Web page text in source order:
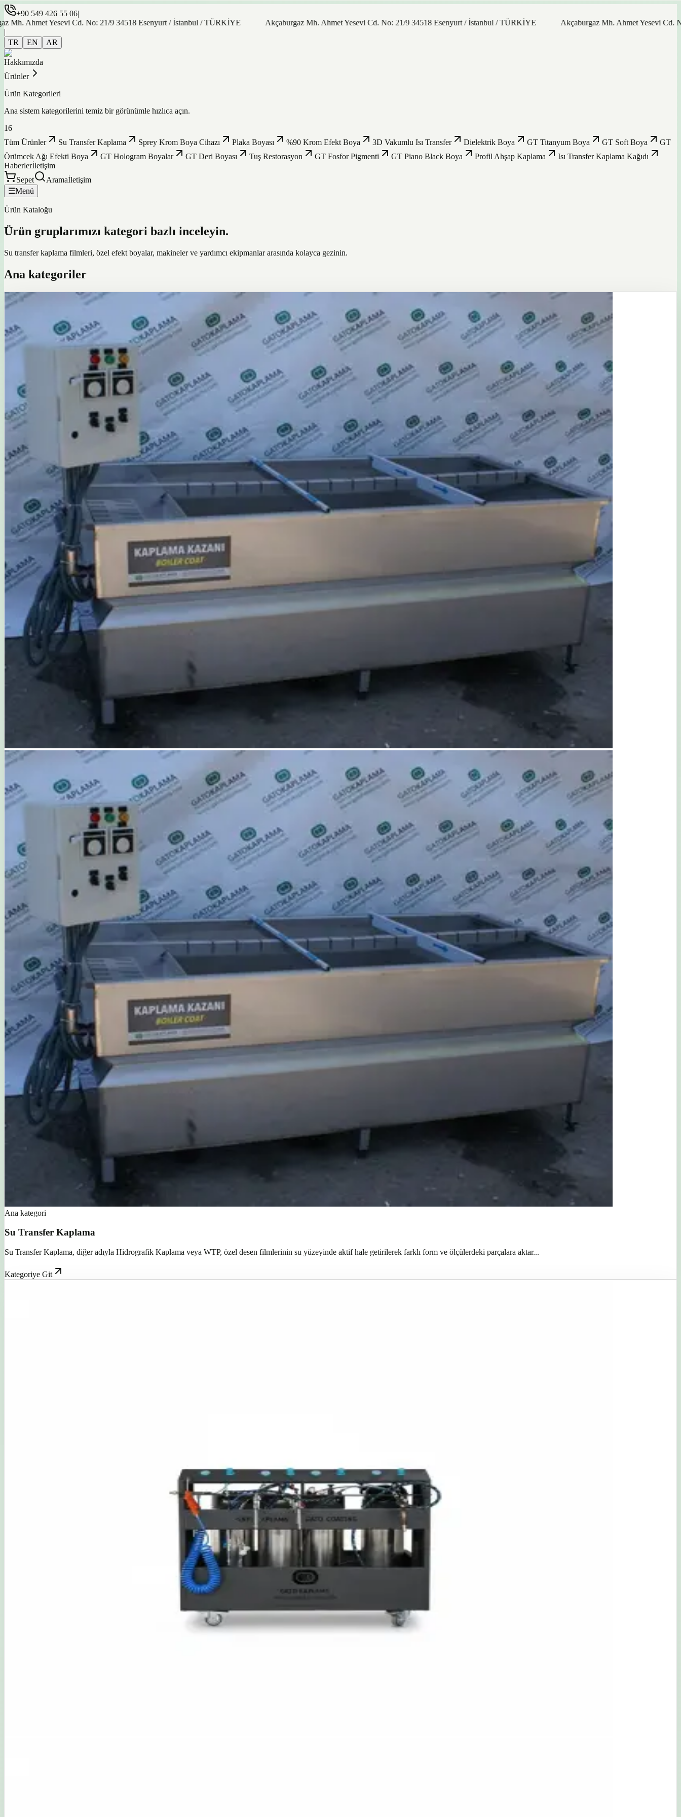
+90 549 426 55 06|
Ahmet Yesevi Cd. No: 21/9 34518 Esenyurt / İstanbul / TÜRKİYE
Akçaburgaz Mh. Ahmet Yesevi Cd. No: 21/9 34518 Esenyurt / İstanbul / TÜRKİYE
Akçaburgaz Mh. Ahmet Yesevi Cd. No:
|
TR
EN AR
Hakkımızda
Ürünler
Ürün Kategorileri
Ana sistem kategorilerini temiz bir görünümle hızlıca açın.
16
Tüm Ürünler
Su Transfer Kaplama Sprey Krom Boya Cihazı Plaka Boyası %90 Krom Efekt Boya 3D Vakumlu Isı Transfer Dielektrik Boya GT Titanyum Boya GT Soft Boya
GT
Örümcek Ağı Efekti Boya
GT Hologram Boyalar GT Deri Boyası Tuş Restorasyon GT Fosfor Pigmenti GT Piano Black Boya Profil Ahşap Kaplama
Isı Transfer Kaplama Kağıdı
Haberlerİletişim
Sepet
Aramaİletişim
☰Menü
Ürün Kataloğu
Ürün gruplarımızı kategori bazlı inceleyin.
Su transfer kaplama filmleri, özel efekt boyalar, makineler ve yardımcı ekipmanlar arasında kolayca gezinin.
Ana kategoriler
Ana kategori
Su Transfer Kaplama
Su Transfer Kaplama, diğer adıyla Hidrografik Kaplama veya WTP, özel desen filmlerinin su yüzeyinde aktif hale getirilerek farklı form ve ölçülerdeki parçalara aktar...
Kategoriye Git